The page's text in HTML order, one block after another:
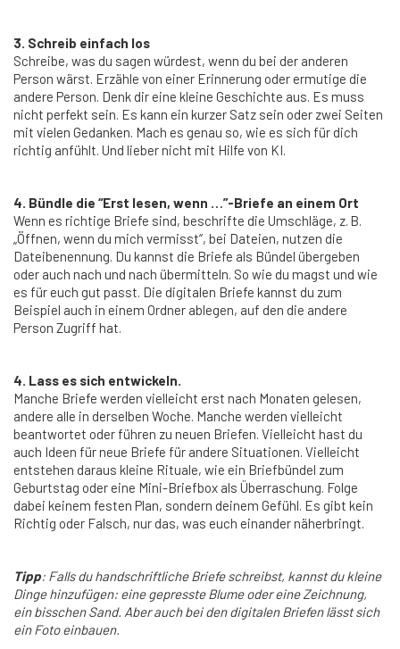
3. Schreib einfach los
Schreibe, was du sagen würdest, wenn du bei der anderen
Person wärst. Erzähle von einer Erinnerung oder ermutige die
andere Person. Denk dir eine kleine Geschichte aus. Es muss
nicht perfekt sein. Es kann ein kurzer Satz sein oder zwei Seiten
mit vielen Gedanken. Mach es genau so, wie es sich für dich
richtig anfühlt. Und lieber nicht mit Hilfe von KI.
4. Bündle die “Erst lesen, wenn …”-Briefe an einem Ort
Wenn es richtige Briefe sind, beschrifte die Umschläge, z. B.
„Öffnen, wenn du mich vermisst“, bei Dateien, nutzen die
Dateibenennung. Du kannst die Briefe als Bündel übergeben
oder auch nach und nach übermitteln. So wie du magst und wie
es für euch gut passt. Die digitalen Briefe kannst du zum
Beispiel auch in einem Ordner ablegen, auf den die andere
Person Zugriff hat.
4. Lass es sich entwickeln.
Manche Briefe werden vielleicht erst nach Monaten gelesen,
andere alle in derselben Woche. Manche werden vielleicht
beantwortet oder führen zu neuen Briefen. Vielleicht hast du
auch Ideen für neue Briefe für andere Situationen. Vielleicht
entstehen daraus kleine Rituale, wie ein Briefbündel zum
Geburtstag oder eine Mini-Briefbox als Überraschung. Folge
dabei keinem festen Plan, sondern deinem Gefühl. Es gibt kein
Richtig oder Falsch, nur das, was euch einander näherbringt.
Tipp: Falls du handschriftliche Briefe schreibst, kannst du kleine
Dinge hinzufügen: eine gepresste Blume oder eine Zeichnung,
ein bisschen Sand. Aber auch bei den digitalen Briefen lässt sich
ein Foto einbauen.